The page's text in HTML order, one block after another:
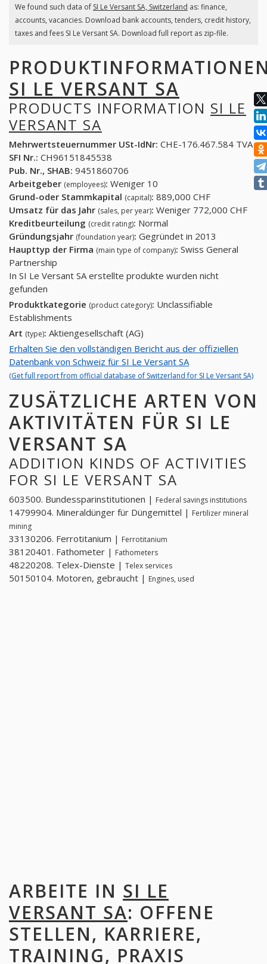
We found such data of SI Le Versant SA, Switzerland as: finance,
accounts, vacancies. Download bank accounts, tenders, credit history,
taxes and fees SI Le Versant SA. Download full report as zip-file.
SI LE VERSANT SA
PRODUCTS INFORMATION SI LE
VERSANT SA
Mehrwertsteuernummer USt-IdNr: CHE-176.467.584 TVA
SFI Nr.: CH96151845538
Pub. Nr., SHAB: 9451860706
Arbeitgeber (employees): Weniger 10
Grund-oder Stammkapital (capital): 889,000 CHF
Umsatz für das Jahr (sales, per year): Weniger 772,000 CHF
Kreditbeurteilung (credit rating): Normal
Gründungsjahr (foundation year): Gegründet in 2013
Haupttyp der Firma (main type of company): Swiss General
Partnership
In SI Le Versant SA erstellte produkte wurden nicht
gefunden
Produktkategorie (product category): Unclassifiable
Establishments
Art (type): Aktiengesellschaft (AG)
Erhalten Sie den vollständigen Bericht aus der offiziellen
Datenbank von Schweiz für SI Le Versant SA
(Get full report from official database of Switzerland for SI Le Versant SA)
ZUSÄTZLICHE ARTEN VON
AKTIVITÄTEN FÜR SI LE
VERSANT SA
ADDITION KINDS OF ACTIVITIES
FOR SI LE VERSANT SA
603500. Bundessparinstitutionen | Federal savings institutions
14799904. Mineraldünger für Düngemittel | Fertilizer mineral
mining
33130206. Ferrotitanium | Ferrotitanium
38120401. Fathometer | Fathometers
48220208. Telex-Dienste | Telex services
50150104. Motoren, gebraucht | Engines, used
ARBEITE IN SI LE
VERSANT SA: OFFENE
STELLEN, KARRIERE,
TRAINING, PRAXIS